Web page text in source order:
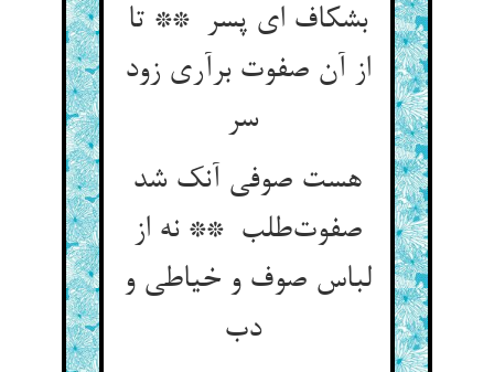
بشکاف ای پسر ** تا
از آن صفوت برآری زود
سر
هست صوفی آنک شد
صفوت‌طلب ** نه از
لباس صوف و خیاطی و
دب